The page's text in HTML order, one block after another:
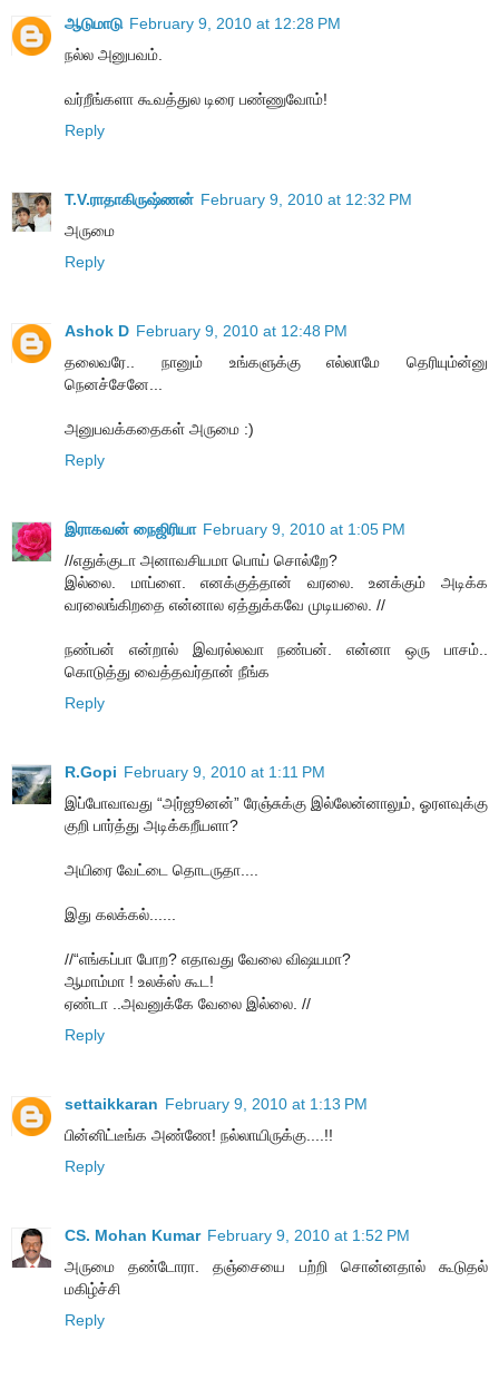
ஆடுமாடு February 9, 2010 at 12:28 PM
நல்ல அனுபவம்.
வர்றீங்களா கூவத்துல டிரை பண்ணுவோம்!
Reply
T.V.ராதாகிருஷ்ணன் February 9, 2010 at 12:32 PM
அருமை
Reply
Ashok D February 9, 2010 at 12:48 PM
தலைவரே.. நானும் உங்களுக்கு எல்லாமே தெரியும்ன்னு
நெனச்சேனே...
அனுபவக்கதைகள் அருமை :)
Reply
இராகவன் நைஜிரியா February 9, 2010 at 1:05 PM
//எதுக்குடா அனாவசியமா பொய் சொல்றே?
இல்லை. மாப்ளை. எனக்குத்தான் வரலை. உனக்கும் அடிக்க
வரலைங்கிறதை என்னால ஏத்துக்கவே முடியலை. //
நண்பன் என்றால் இவரல்லவா நண்பன். என்னா ஒரு பாசம்..
கொடுத்து வைத்தவர்தான் நீங்க
Reply
R.Gopi February 9, 2010 at 1:11 PM
இப்போவாவது “அர்ஜூனன்” ரேஞ்சுக்கு இல்லேன்னாலும், ஓரளவுக்கு
குறி பார்த்து அடிக்கறீயளா?
அயிரை வேட்டை தொடருதா....
இது கலக்கல்......
//“எங்கப்பா போற? எதாவது வேலை விஷயமா?
ஆமாம்மா ! உலக்ஸ் கூட!
ஏண்டா ..அவனுக்கே வேலை இல்லை. //
Reply
settaikkaran February 9, 2010 at 1:13 PM
பின்னிட்டீங்க அண்ணே! நல்லாயிருக்கு....!!
Reply
CS. Mohan Kumar February 9, 2010 at 1:52 PM
அருமை தண்டோரா. தஞ்சையை பற்றி சொன்னதால் கூடுதல்
மகிழ்ச்சி
Reply